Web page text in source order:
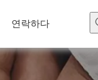
연락하다